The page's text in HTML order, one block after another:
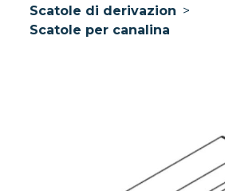
Scatole di derivazion >
Scatole per canalina